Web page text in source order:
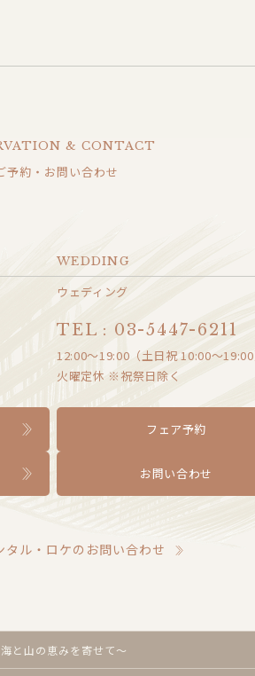
& CONTACT
予約・お問い合わせ
WEDDING
ウェディング
TEL : 03-5447-6211
12:00〜19:00（土日祝 10:00〜
火曜定休 ※祝祭日除く
フェア予約
お問い合わせ
タル・ロケのお問い合わせ
と山の恵みを寄せて～